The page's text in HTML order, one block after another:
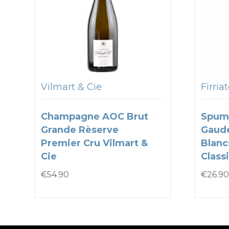
Vilmart & Cie
Champagne AOC Brut
Grande Rèserve
Premier Cru Vilmart &
Cie
€54.90 €26.90